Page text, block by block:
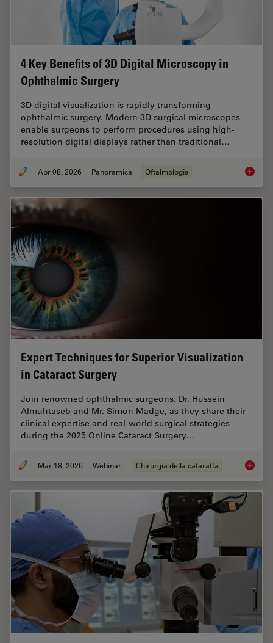
4 Key Benefits of 3D Digital Microscopy in
Ophthalmic Surgery
3D digital visualization is rapidly transforming
ophthalmic surgery. Modern 3D surgical microscopes
enable surgeons to perform procedures using high-
resolution digital displays rather than traditional…
Apr 08, 2026 Panoramica Oftalmologia 4 Key
Expert Techniques for Superior Visualization
in Cataract Surgery
Join renowned ophthalmic surgeons, Dr. Hussein
Almuhtaseb and Mr. Simon Madge, as they share their
clinical expertise and real-world surgical strategies
during the 2025 Online Cataract Surgery…
Mar 18, 2026 Webinar: Chirurgia della cataratta Expert